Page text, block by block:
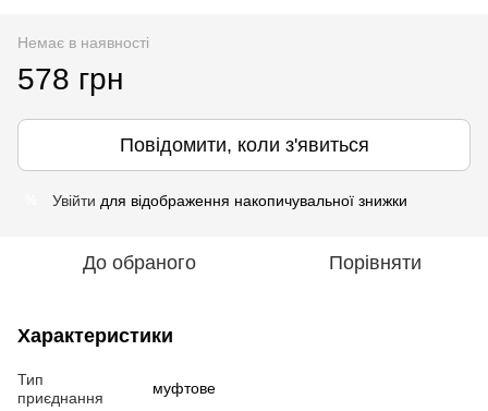
Немає в наявності
578 грн
Повідомити, коли з'явиться
Увійти для відображення накопичувальної знижки
До обраного Порівняти
Характеристики
Тип
приєднання
муфтове